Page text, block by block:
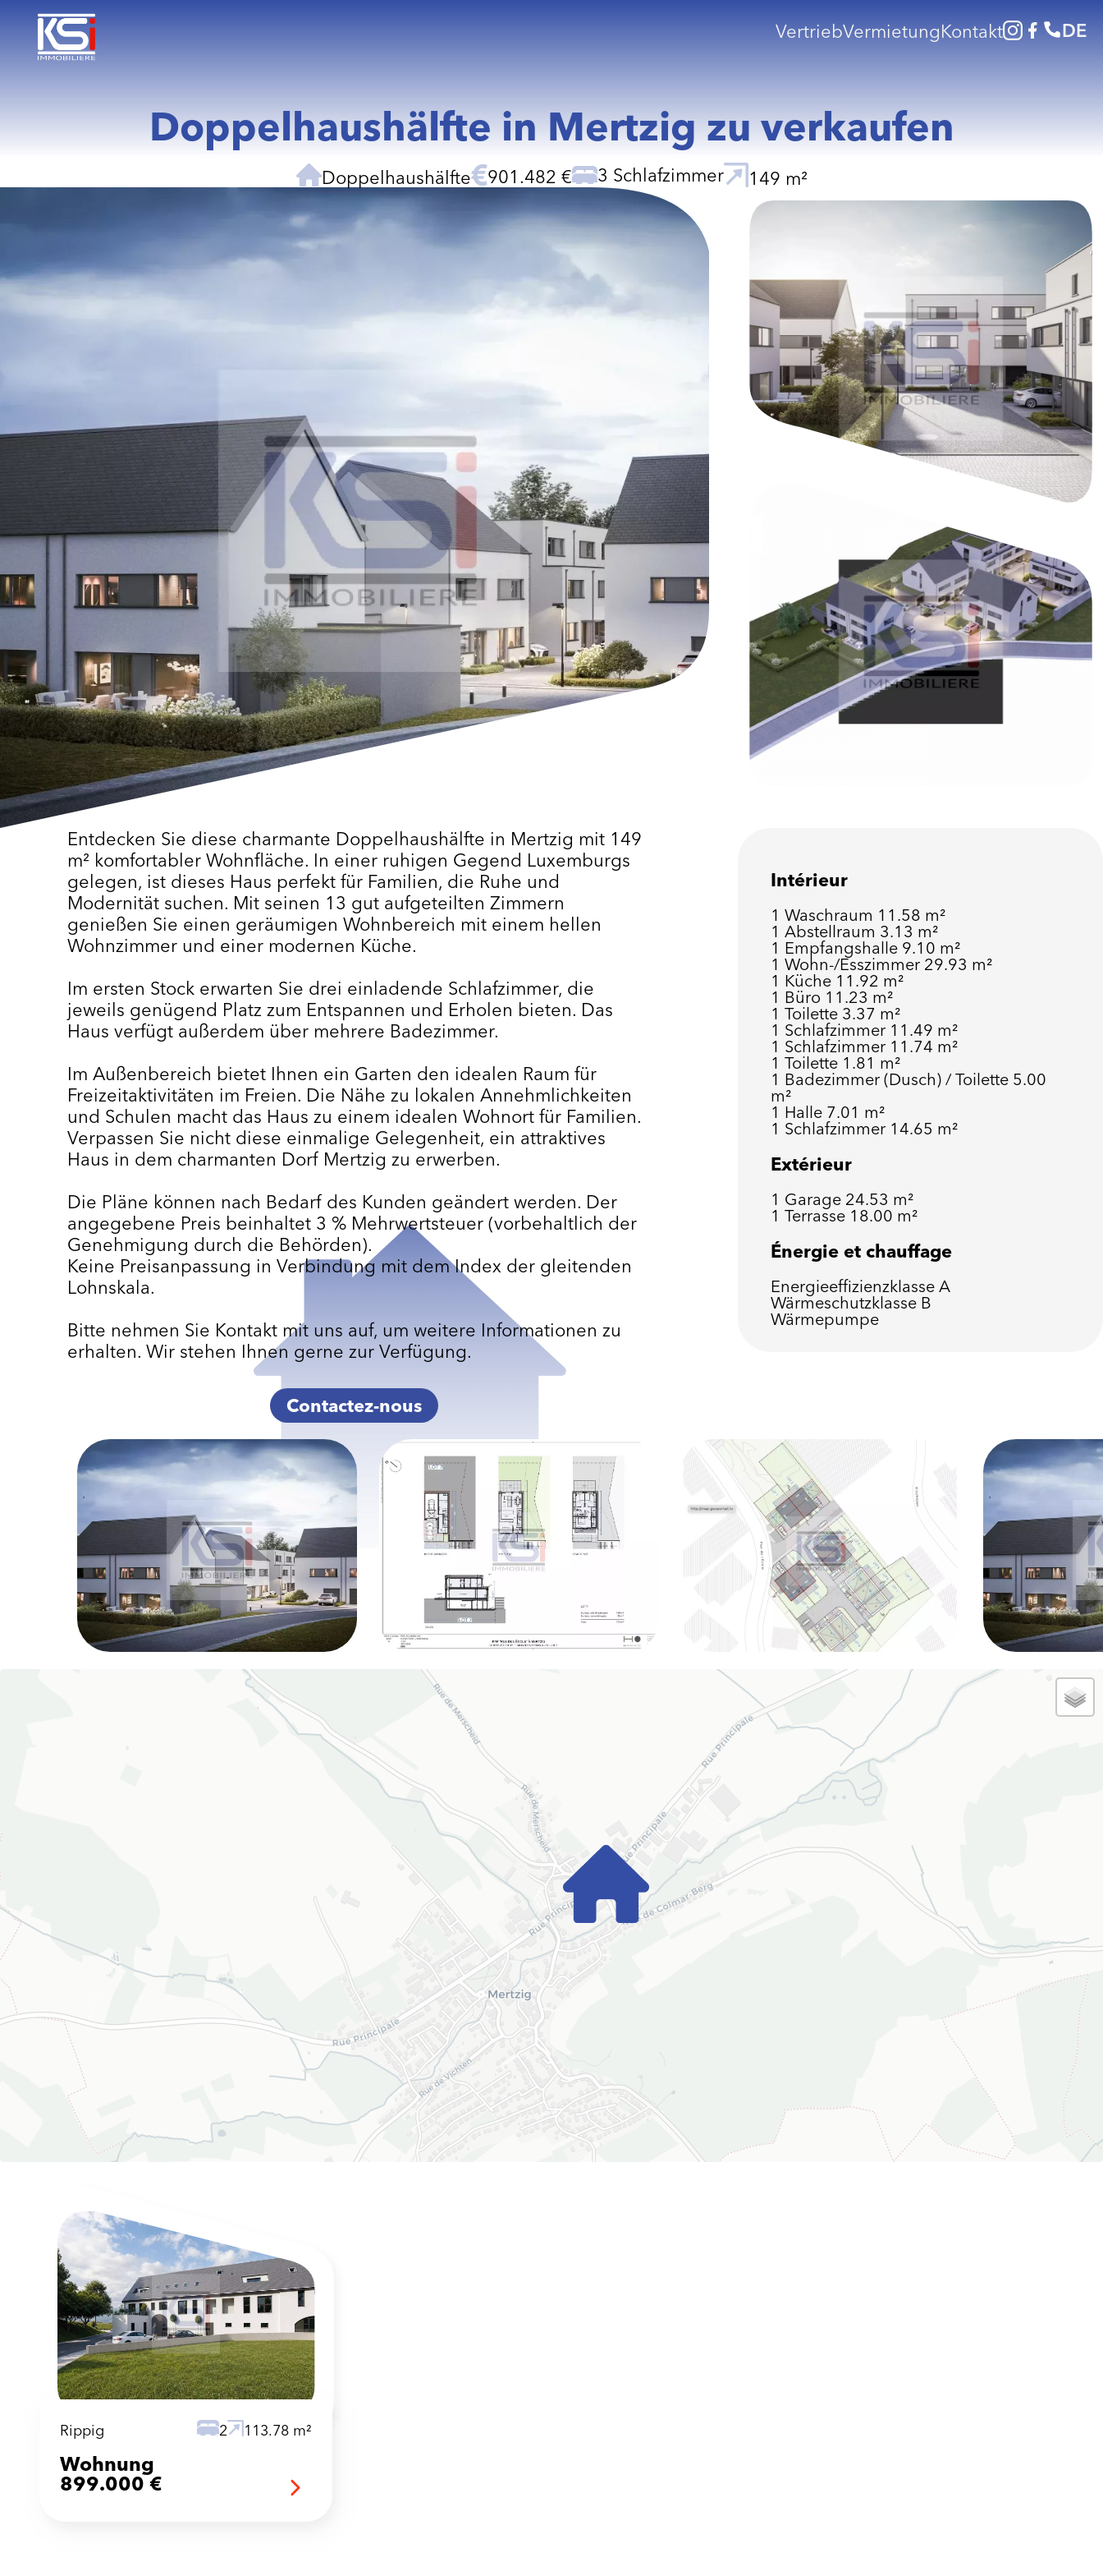
DE
VertriebVermietungKontakt
Doppelhaushälfte in Mertzig zu verkaufen
Doppelhaushälfte 901.482 € 3 Schlafzimmer 149 m²
Entdecken Sie diese charmante Doppelhaushälfte in Mertzig mit 149
m² komfortabler Wohnfläche. In einer ruhigen Gegend Luxemburgs
gelegen, ist dieses Haus perfekt für Familien, die Ruhe und
Modernität suchen. Mit seinen 13 gut aufgeteilten Zimmern
genießen Sie einen geräumigen Wohnbereich mit einem hellen
Wohnzimmer und einer modernen Küche.
Im ersten Stock erwarten Sie drei einladende Schlafzimmer, die
jeweils genügend Platz zum Entspannen und Erholen bieten. Das
Haus verfügt außerdem über mehrere Badezimmer.
Im Außenbereich bietet Ihnen ein Garten den idealen Raum für
Freizeitaktivitäten im Freien. Die Nähe zu lokalen Annehmlichkeiten
und Schulen macht das Haus zu einem idealen Wohnort für Familien.
Verpassen Sie nicht diese einmalige Gelegenheit, ein attraktives
Haus in dem charmanten Dorf Mertzig zu erwerben.
Die Pläne können nach Bedarf des Kunden geändert werden. Der
angegebene Preis beinhaltet 3 % Mehrwertsteuer (vorbehaltlich der
Genehmigung durch die Behörden).
Keine Preisanpassung in Verbindung mit dem Index der gleitenden
Lohnskala.
Bitte nehmen Sie Kontakt mit uns auf, um weitere Informationen zu
erhalten. Wir stehen Ihnen gerne zur Verfügung.
Contactez-nous
Intérieur
1 Waschraum 11.58 m²
1 Abstellraum 3.13 m²
1 Empfangshalle 9.10 m²
1 Wohn-/Esszimmer 29.93 m²
1 Küche 11.92 m²
1 Büro 11.23 m²
1 Toilette 3.37 m²
1 Schlafzimmer 11.49 m²
1 Schlafzimmer 11.74 m²
1 Toilette 1.81 m²
1 Badezimmer (Dusch) / Toilette 5.00
m²
1 Halle 7.01 m²
1 Schlafzimmer 14.65 m²
Extérieur
1 Garage 24.53 m²
1 Terrasse 18.00 m²
Énergie et chauffage
Energieeffizienzklasse A
Wärmeschutzklasse B
Wärmepumpe
Rippig 2 113.78 m²
Wohnung
899.000 €